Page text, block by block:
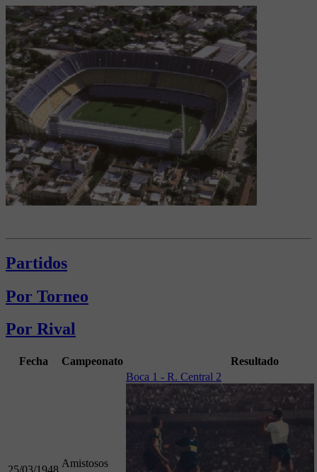
Partidos
Por Torneo
Por Rival
Fecha Campeonato Resultado
Amistosos
Boca 1 - R. Central 2